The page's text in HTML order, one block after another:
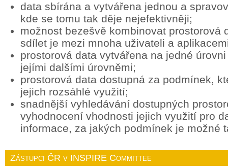
data sbírána a vytvářena jednou a
kde se tomu tak děje nejefektivněji;
možnost bezešvě kombinovat prostorová
sdílet je mezi mnoha uživateli a
prostorová data vytvářena na jedné
jejími dalšími úrovněmi;
prostorová data dostupná za podmínek,
jejich rozsáhlé využití;
snadnější vyhledávání dostupných
vyhodnocení vhodnosti jejich využití pro
informace, za jakých podmínek je možné
Zástupci ČR v INSPIRE Committee